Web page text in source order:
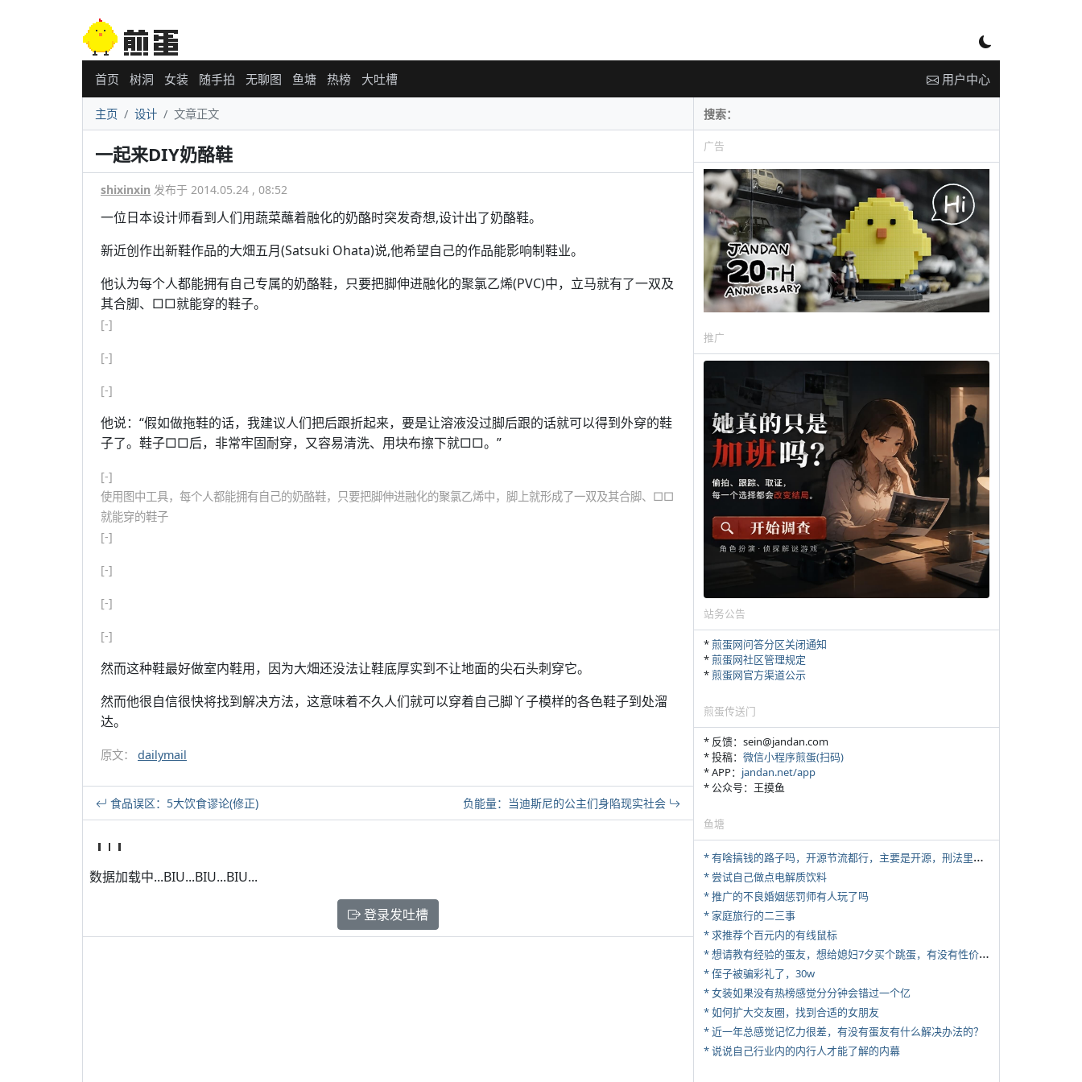
首页 树洞 女装 随手拍 无聊图 鱼塘 热榜 大吐槽 用户中心
主页 设计 文章正文
一起来DIY奶酪鞋
shixinxin 发布于 2014.05.24 , 08:52
一位日本设计师看到人们用蔬菜蘸着融化的奶酪时突发奇想,设计出了奶酪鞋。
新近创作出新鞋作品的大畑五月(Satsuki Ohata)说,他希望自己的作品能影响制鞋业。
他认为每个人都能拥有自己专属的奶酪鞋，只要把脚伸进融化的聚氯乙烯(PVC)中，立马就有了一双及
其合脚、□□就能穿的鞋子。
[-]
[-]
[-]
他说：“假如做拖鞋的话，我建议人们把后跟折起来，要是让溶液没过脚后跟的话就可以得到外穿的鞋
子了。鞋子□□后，非常牢固耐穿，又容易清洗、用块布擦下就□□。”
[-]
使用图中工具，每个人都能拥有自己的奶酪鞋，只要把脚伸进融化的聚氯乙烯中，脚上就形成了一双及其合脚、□□
就能穿的鞋子
[-]
[-]
[-]
[-]
然而这种鞋最好做室内鞋用，因为大畑还没法让鞋底厚实到不让地面的尖石头刺穿它。
然而他很自信很快将找到解决方法，这意味着不久人们就可以穿着自己脚丫子模样的各色鞋子到处溜
达。
原文： dailymail
食品误区：5大饮食谬论(修正) 负能量：当迪斯尼的公主们身陷现实社会
数据加载中...BIU...BIU...BIU...
登录发吐槽
广告
推广
站务公告
*煎蛋网问答分区关闭通知
*煎蛋网社区管理规定
*煎蛋网官方渠道公示
煎蛋传送门
* 反馈：sein@jandan.com
* 投稿： 微信小程序煎蛋(扫码)
* APP： jandan.net/app
* 公众号：王摸鱼
鱼塘
*
有啥搞钱的路子吗，开源节流都行，主要是开源，刑法里的咱不做
* 尝试自己做点电解质饮料
* 推广的不良婚姻惩罚师有人玩了吗
* 家庭旅行的二三事
* 求推荐个百元内的有线鼠标
*
想请教有经验的蛋友，想给媳妇7夕买个跳蛋，有没有性价比高的推荐
* 侄子被骗彩礼了，30w
* 女装如果没有热榜感觉分分钟会错过一个亿
* 如何扩大交友圈，找到合适的女朋友
* 近一年总感觉记忆力很差，有没有蛋友有什么解决办法的？
* 说说自己行业内的内行人才能了解的内幕